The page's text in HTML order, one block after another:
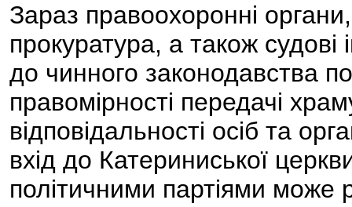
Зараз правоохоронні органи,
прокуратура, а також судові
до чинного законодавства
правомірності передачі
відповідальності осіб та
вхід до Катериниської
політичними партіями може